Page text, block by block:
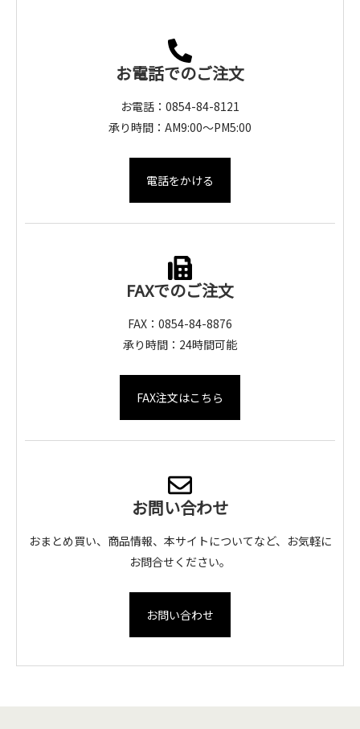
お電話でのご注文
お電話：0854-84-8121
承り時間：AM9:00～PM5:00
電話をかける
FAXでのご注文
FAX：0854-84-8876
承り時間：24時間可能
FAX注文はこちら
お問い合わせ
おまとめ買い、商品情報、本サイトについてなど、お気軽に
お問合せください。
お問い合わせ